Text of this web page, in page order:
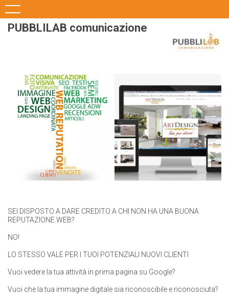
PUBBLILAB comunicazione
SEI DISPOSTO A DARE CREDITO A CHI NON HA UNA BUONA
REPUTAZIONE WEB?
NO!
LO STESSO VALE PER I TUOI POTENZIALI NUOVI CLIENTI
Vuoi vedere la tua attività in prima pagina su Google?
Vuoi che la tua immagine digitale sia riconoscibile e riconosciuta?